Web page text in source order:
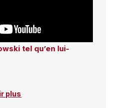
tel qu’en lui-
plus